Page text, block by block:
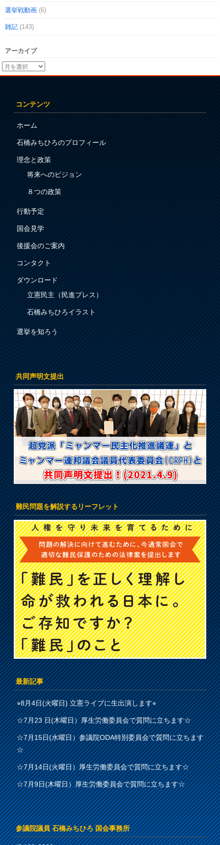
選挙戦動画 (6)
雑記 (143)
アーカイブ
コンテンツ
ホーム
石橋みちひろのプロフィール
理念と政策
将来へのビジョン
８つの政策
行動予定
国会見学
後援会のご案内
コンタクト
ダウンロード
立憲民主（民進プレス）
石橋みちひろイラスト
選挙を知ろう
共同声明文提出
難民問題を解説するリーフレット
最新記事
⭐︎8月4日(火曜日) 立憲ライブに生出演します⭐︎
☆7月23 日(木曜日）厚生労働委員会で質問に立ちます☆
☆7月15日(水曜日）参議院ODA特別委員会で質問に立ちます
☆
☆7月14日(火曜日）厚生労働委員会で質問に立ちます☆
☆7月9日(木曜日）厚生労働委員会で質問に立ちます☆
参議院議員 石橋みちひろ 国会事務所